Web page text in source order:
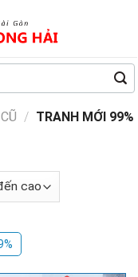
/ TRANH MỚI 99%